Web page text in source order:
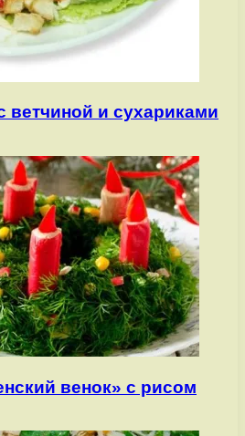
ветчиной и сухариками
венок» с рисом